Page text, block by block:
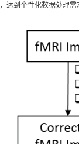
达到个性化数据处理需